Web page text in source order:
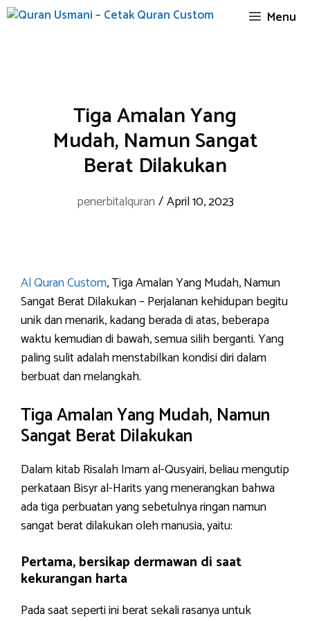
Skip
Menu
Tiga Amalan Yang
Mudah, Namun Sangat
Berat Dilakukan
penerbitalquran /April 10, 2023
Al Quran Custom, Tiga Amalan Yang Mudah, Namun
Sangat Berat Dilakukan – Perjalanan kehidupan begitu
unik dan menarik, kadang berada di atas, beberapa
waktu kemudian di bawah, semua silih berganti. Yang
paling sulit adalah menstabilkan kondisi diri dalam
berbuat dan melangkah.
Tiga Amalan Yang Mudah, Namun
Sangat Berat Dilakukan
Dalam kitab Risalah Imam al-Qusyairi, beliau mengutip
perkataan Bisyr al-Harits yang menerangkan bahwa
ada tiga perbuatan yang sebetulnya ringan namun
sangat berat dilakukan oleh manusia, yaitu:
Pertama, bersikap dermawan di saat
kekurangan harta
Pada saat seperti ini berat sekali rasanya untuk